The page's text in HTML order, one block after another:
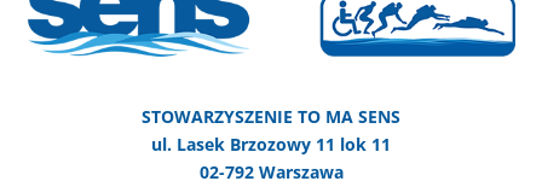
STOWARZYSZENIE TO MA SENS
ul. Lasek Brzozowy 11 lok 11
02-792 Warszawa